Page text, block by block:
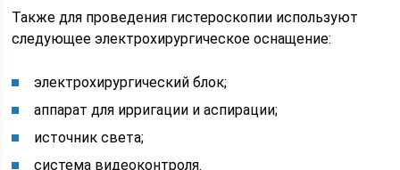
Также для проведения гистероскопии используют
следующее электрохирургическое оснащение:
электрохирургический блок;
аппарат для ирригации и аспирации;
источник света;
система видеоконтроля.